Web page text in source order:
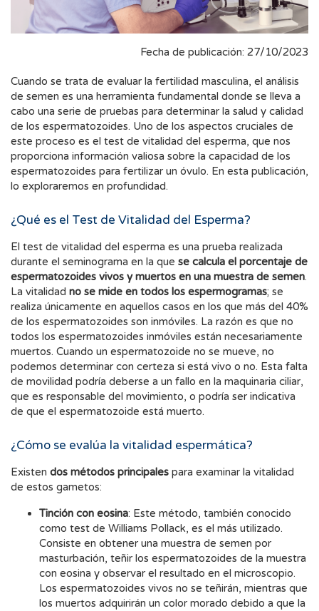
Fecha de publicación: 27/10/2023
Cuando se trata de evaluar la fertilidad masculina, el análisis
de semen es una herramienta fundamental donde se lleva a
cabo una serie de pruebas para determinar la salud y calidad
de los espermatozoides. Uno de los aspectos cruciales de
este proceso es el test de vitalidad del esperma, que nos
proporciona información valiosa sobre la capacidad de los
espermatozoides para fertilizar un óvulo. En esta publicación,
lo exploraremos en profundidad.
¿Qué es el Test de Vitalidad del Esperma?
El test de vitalidad del esperma es una prueba realizada
durante el seminograma en la que se calcula el porcentaje de
espermatozoides vivos y muertos en una muestra de semen.
La vitalidad no se mide en todos los espermogramas; se
realiza únicamente en aquellos casos en los que más del 40%
de los espermatozoides son inmóviles. La razón es que no
todos los espermatozoides inmóviles están necesariamente
muertos. Cuando un espermatozoide no se mueve, no
podemos determinar con certeza si está vivo o no. Esta falta
de movilidad podría deberse a un fallo en la maquinaria ciliar,
que es responsable del movimiento, o podría ser indicativa
de que el espermatozoide está muerto.
¿Cómo se evalúa la vitalidad espermática?
Existen dos métodos principales para examinar la vitalidad
de estos gametos:
Tinción con eosina: Este método, también conocido
como test de Williams Pollack, es el más utilizado.
Consiste en obtener una muestra de semen por
masturbación, teñir los espermatozoides de la muestra
con eosina y observar el resultado en el microscopio.
Los espermatozoides vivos no se teñirán, mientras que
los muertos adquirirán un color morado debido a que la